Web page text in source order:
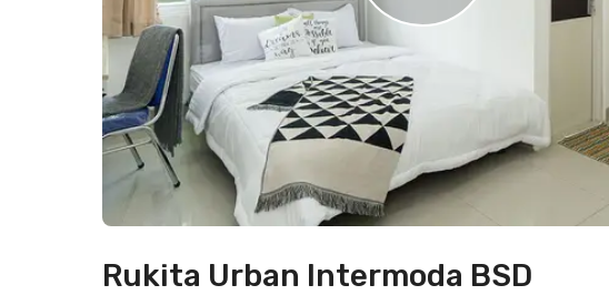
Rukita Urban Intermoda BSD